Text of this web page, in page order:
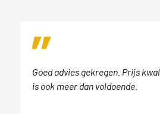
Goed advies gekregen. Prijs
is ook meer dan voldoende.